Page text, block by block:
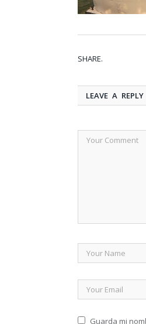
SHARE.
LEAVE A REPLY
Guarda mi